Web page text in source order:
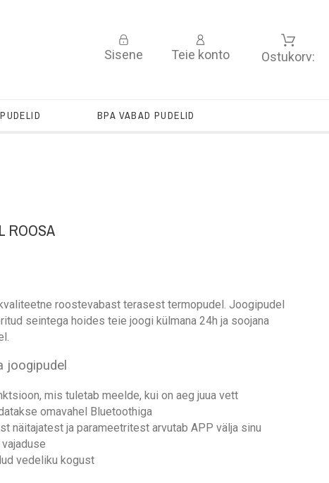
Sisene Teie konto Ostukorv:
BPA VABAD PUDELID
ROOSA
roostevabast terasest termopudel. Joogipudel
seintega hoides teie joogi külmana 24h ja soojana
joogipudel
mis tuletab meelde, kui on aeg juua vett
omavahel Bluetoothiga
näitajatest ja parameetritest arvutab APP välja sinu
vedeliku kogust